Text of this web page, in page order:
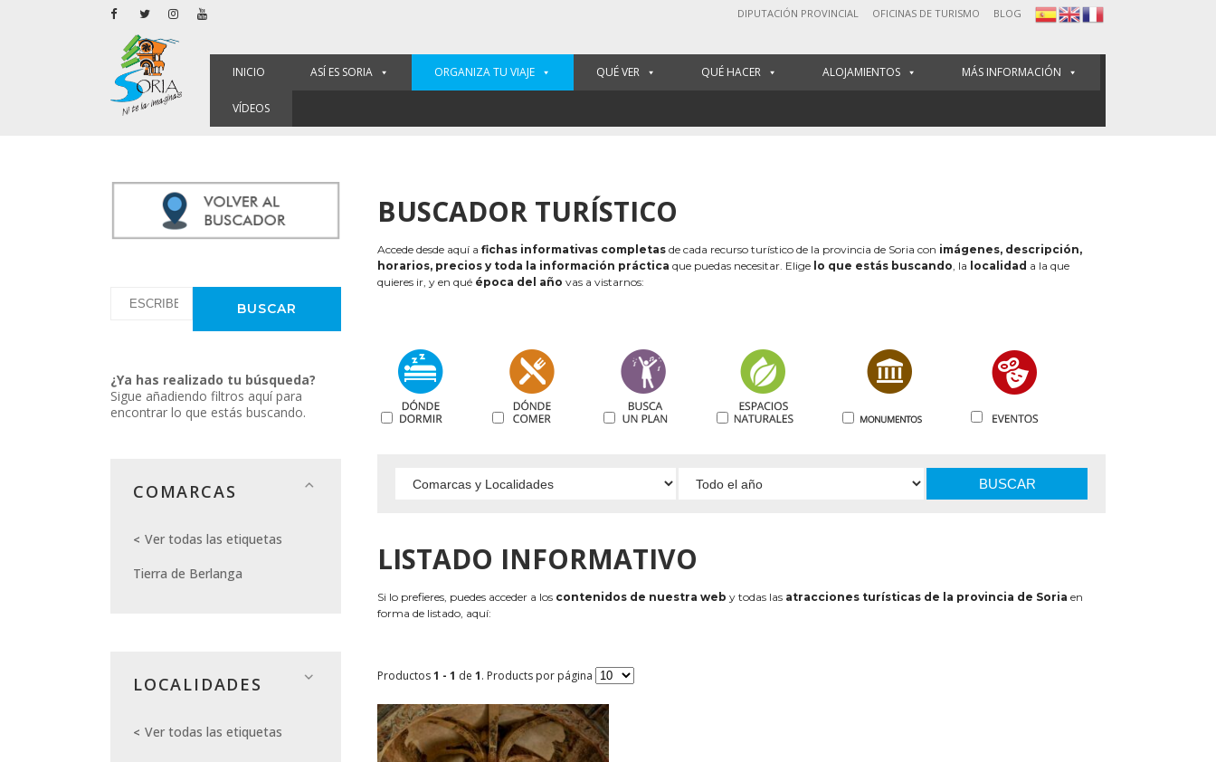
DIPUTACIÓN PROVINCIAL OFICINAS DE TURISMO BLOG
INICIO ASÍ ES SORIA ORGANIZA TU VIAJE QUÉ VER QUÉ HACER ALOJAMIENTOS MÁS INFORMACIÓN
VÍDEOS
¿Ya has realizado tu búsqueda?
Sigue añadiendo filtros aquí para
encontrar lo que estás buscando.
COMARCAS
Ver todas las etiquetas
Tierra de Berlanga
LOCALIDADES
Ver todas las etiquetas
BUSCADOR TURÍSTICO
Accede desde aquí a fichas informativas completas de cada recurso turístico de la provincia de Soria con imágenes, descripción,
horarios, precios y toda la información práctica que puedas necesitar. Elige lo que estás buscando, la localidad a la que
quieres ir, y en qué época del año vas a vistarnos:
BUSCAR
LISTADO INFORMATIVO
Si lo prefieres, puedes acceder a los contenidos de nuestra web y todas las atracciones turísticas de la provincia de Soria en
forma de listado, aquí:
Productos1 - 1 de 1. Products por página